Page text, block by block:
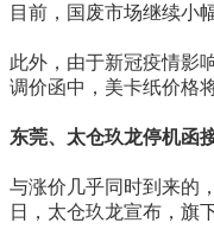
目前，国废市场继续小
此外，由于新冠疫情影
调价函中，美卡纸价格
东莞、太仓玖龙停机函
与涨价几乎同时到来的
日，太仓玖龙宣布，旗